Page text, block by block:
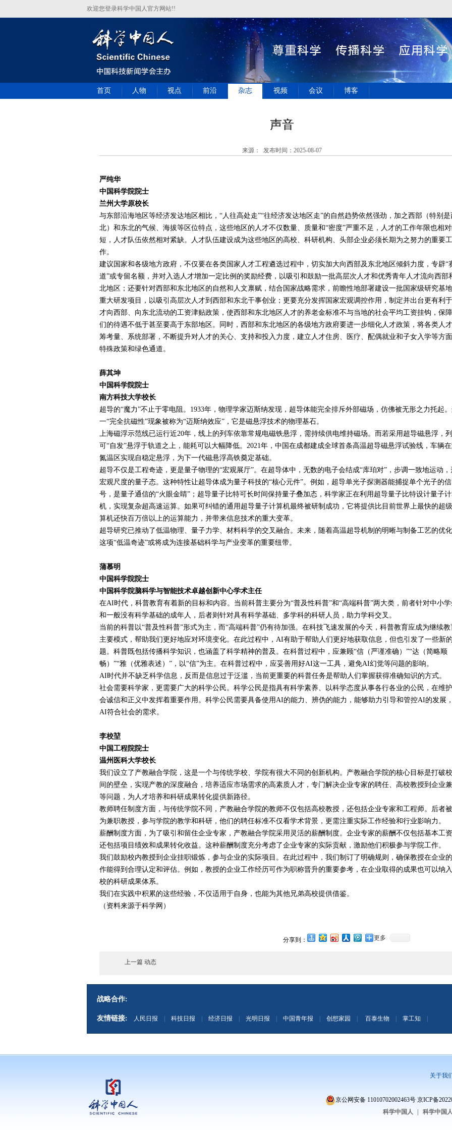
欢迎您登录科学中国人官方网站!!
首页 人物 视点 前沿 杂志 视频 会议 博客
声音
来源： 发布时间：2025-08-07
严纯华
中国科学院院士
兰州大学原校长
与东部沿海地区等经济发达地区相比，“人往高处走”“往经济发达地区走”的自然趋势依然强劲，加之西部（特别是
北）和东北的气候、海拔等区位特点，这些地区的人才不仅数量、质量和“密度”严重不足，人才的工作年限也相
短，人才队伍依然相对紧缺。人才队伍建设成为这些地区的高校、科研机构、头部企业必须长期为之努力的重要工
作。
建议国家和各级地方政府，不仅要在各类国家人才工程遴选过程中，切实加大向西部及东北地区倾斜力度，专辟“
道”或专留名额，并对入选人才增加一定比例的奖励经费，以吸引和鼓励一批高层次人才和优秀青年人才流向西部
北地区；还要针对西部和东北地区的自然和人文禀赋，结合国家战略需求，前瞻性地部署建设一批国家级研究基
重大研发项目，以吸引高层次人才到西部和东北干事创业；更要充分发挥国家宏观调控作用，制定并出台更有利
才向西部、向东北流动的工资津贴政策，使西部和东北地区人才的养老金标准不与当地的社会平均工资挂钩，保
们的待遇不低于甚至要高于东部地区。同时，西部和东北地区的各级地方政府要进一步细化人才政策，将各类人
筹考量、系统部署，不断提升对人才的关心、支持和投入力度，建立人才住房、医疗、配偶就业和子女入学等方
特殊政策和绿色通道。
薛其坤
中国科学院院士
南方科技大学校长
超导的“魔力”不止于零电阻。 1933年，物理学家迈斯纳发现，超导体能完全排斥外部磁场，仿佛被无形之力托起
一“完全抗磁性”现象被称为“迈斯纳效应”，它是磁悬浮技术的物理基石。
上海磁浮示范线已运行近20年，线上的列车依靠常规电磁铁悬浮，需持续供电维持磁场。而若采用超导磁悬浮，
可“自发”悬浮于轨道之上，能耗可以大幅降低。 2021年，中国在成都建成全球首条高温超导磁悬浮试验线，车辆
氮温区实现自稳定悬浮，为下一代磁悬浮高铁奠定基础。
超导不仅是工程奇迹，更是量子物理的“宏观展厅”。在超导体中，无数的电子会结成“库珀对”，步调一致地运动
宏观尺度的量子态。这种特性让超导体成为量子科技的“核心元件”。例如，超导单光子探测器能捕捉单个光子的信
号，是量子通信的“火眼金睛”；超导量子比特可长时间保持量子叠加态，科学家正在利用超导量子比特设计量子
机，实现复杂超高速运算。如果可纠错的通用超导量子计算机最终被研制成功，它将提供比目前世界上最快的超
算机还快百万倍以上的运算能力，并带来信息技术的重大变革。
超导研究已推动了低温物理、量子力学、材料科学的交叉融合。未来，随着高温超导机制的明晰与制备工艺的优化
这项“低温奇迹”或将成为连接基础科学与产业变革的重要纽带。
蒲慕明
中国科学院院士
中国科学院脑科学与智能技术卓越创新中心学术主任
在AI时代，科普教育有着新的目标和内容。当前科普主要分为“普及性科普”和“高端科普”两大类，前者针对中小学
和一般没有科学基础的成年人，后者则针对具有科学基础、多学科的科研人员，助力学科交叉。
当前的科普以“普及性科普”形式为主，而“高端科普”仍有待加强。在科技飞速发展的今天，科普教育应成为继续教
主要模式，帮助我们更好地应对环境变化。在此过程中， AI有助于帮助人们更好地获取信息，但也引发了一些新
题。科普既包括传播科学知识，也涵盖了科学精神的普及。在科普过程中，应兼顾“信（严谨准确）”“达（简略顺
畅）”“雅（优雅表述）”，以“信”为主。在科普过程中，应妥善用好AI这一工具，避免AI幻觉等问题的影响。
AI时代并不缺乏科学信息，反而是信息过于泛滥，当前更重要的科普任务是帮助人们掌握获得准确知识的方式。
社会需要科学家，更需要广大的科学公民。科学公民是指具有科学素养、以科学态度从事各行各业的公民，在维
会诚信和正义中发挥着重要作用。科学公民需要具备使用AI的能力、辨伪的能力，能够助力引导和管控AI的发展
AI符合社会的需求。
李校堃
中国工程院院士
温州医科大学校长
我们设立了产教融合学院，这是一个与传统学校、学院有很大不同的创新机构。产教融合学院的核心目标是打破
间的壁垒，实现产教的深度融合，培养适应市场需求的高素质人才，专门解决企业专家的聘任、高校教授到企业
等问题，为人才培养和科研成果转化提供新路径。
教师聘任制度方面，与传统学院不同，产教融合学院的教师不仅包括高校教授，还包括企业专家和工程师。后者
为兼职教授，参与学院的教学和科研，他们的聘任标准不仅看学术背景，更需注重实际工作经验和行业影响力。
薪酬制度方面，为了吸引和留住企业专家，产教融合学院采用灵活的薪酬制度。企业专家的薪酬不仅包括基本工资
还包括项目绩效和成果转化收益。这种薪酬制度充分考虑了企业专家的实际贡献，激励他们积极参与学院工作。
我们鼓励校内教授到企业挂职锻炼，参与企业的实际项目。在此过程中，我们制订了明确规则，确保教授在企业
作能得到合理认定和评估。例如，教授的企业工作经历可作为职称晋升的重要参考，在企业取得的成果也可以纳
校的科研成果体系。
我们在实践中积累的这些经验，不仅适用于自身，也能为其他兄弟高校提供借鉴。
（资料来源于科学网）
分享到： 更多
上一篇 动态
战略合作:
友情链接: 人民日报 科技日报 经济日报 光明日报 中国青年报 创想家园 百泰生物 掌工知
关于我
京公网安备 11010702002463号 京ICP备
科学中国人
科学中国